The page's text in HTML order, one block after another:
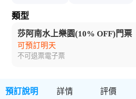
類型
莎阿南水上樂園(10% OFF)門票
可預訂明天
不可退票電子票
預訂說明 詳情 評價